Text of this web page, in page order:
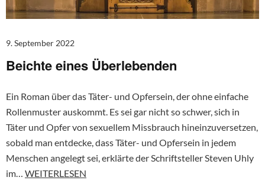
9. September 2022
Beichte eines Überlebenden
Ein Roman über das Täter- und Opfersein, der ohne einfache
Rollenmuster auskommt. Es sei gar nicht so schwer, sich in
Täter und Opfer von sexuellem Missbrauch hineinzuversetzen,
sobald man entdecke, dass Täter- und Opfersein in jedem
Menschen angelegt sei, erklärte der Schriftsteller Steven Uhly
im… WEITERLESEN